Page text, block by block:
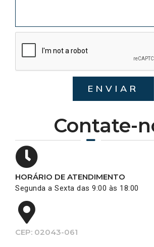
Contate-
HORÁRIO DE ATENDIMENTO
Segunda a Sexta das 9:00 às 18:00
CEP: 02043-061
ENVIAR